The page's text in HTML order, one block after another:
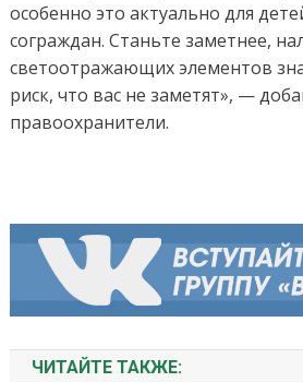
особенно это актуально для
сограждан. Станьте заметнее,
светоотражающих элементов
риск, что вас не заметят», —
правоохранители.
ЧИТАЙТЕ ТАКЖЕ: